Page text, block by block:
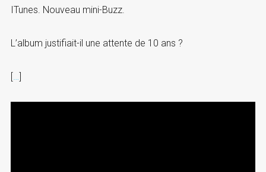
ITunes. Nouveau mini-Buzz.
L’album justifiait-il une attente de 10 ans ?
…